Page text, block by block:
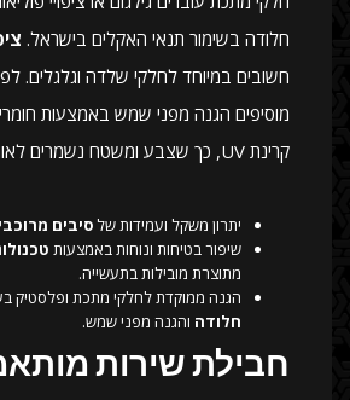
חלודה בשימור תנאי האקלים בישראל.
חשובים במיוחד לחלקי שלדה וגלגלים.
מוסיפים הגנה מפני שמש באמצעות
קרינת UV, כך שצבע ומשטח נשמרים לאורך זמן.
יתרון משקל ועמידות שלסיבים
שיפור בטיחות ונוחות באמצעות
מתוצרת מובילות בתעשייה.
הגנה ממוקדת לחלקי מתכת ופלסטיק
חלודה והגנה מפני שמש.
חבילת שירות